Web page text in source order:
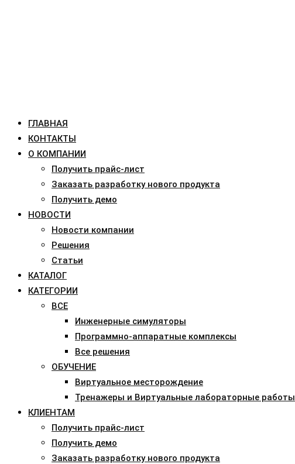
ГЛАВНАЯ
КОНТАКТЫ
О КОМПАНИИ
Получить прайс-лист
Заказать разработку нового продукта
Получить демо
НОВОСТИ
Новости компании
Решения
Статьи
КАТАЛОГ
КАТЕГОРИИ
ВСЕ
Инженерные симуляторы
Программно-аппаратные комплексы
Все решения
ОБУЧЕНИЕ
Виртуальное месторождение
Тренажеры и Виртуальные лабораторные работы
КЛИЕНТАМ
Получить прайс-лист
Получить демо
Заказать разработку нового продукта